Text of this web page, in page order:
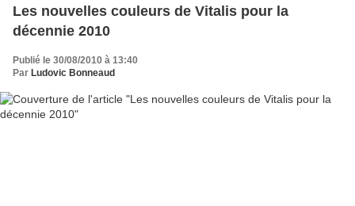
Les nouvelles couleurs de Vitalis pour la
décennie 2010
Publié le 30/08/2010 à 13:40
Par Ludovic Bonneaud